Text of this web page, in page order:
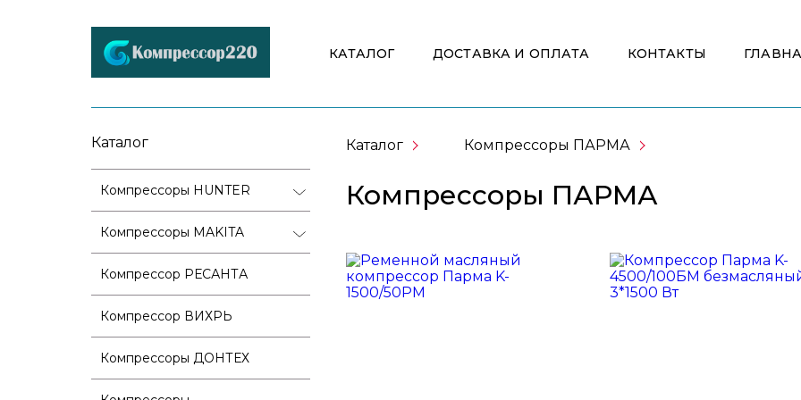
КАТАЛОГ ДОСТАВКА И ОПЛАТА КОНТАКТЫ
Каталог
Компрессоры HUNTER
Компрессоры MAKITA
Компрессор РЕСАНТА
Компрессор ВИХРЬ
Компрессоры ДОНТЕХ
Каталог Компрессоры ПАРМА
Компрессоры ПАРМА